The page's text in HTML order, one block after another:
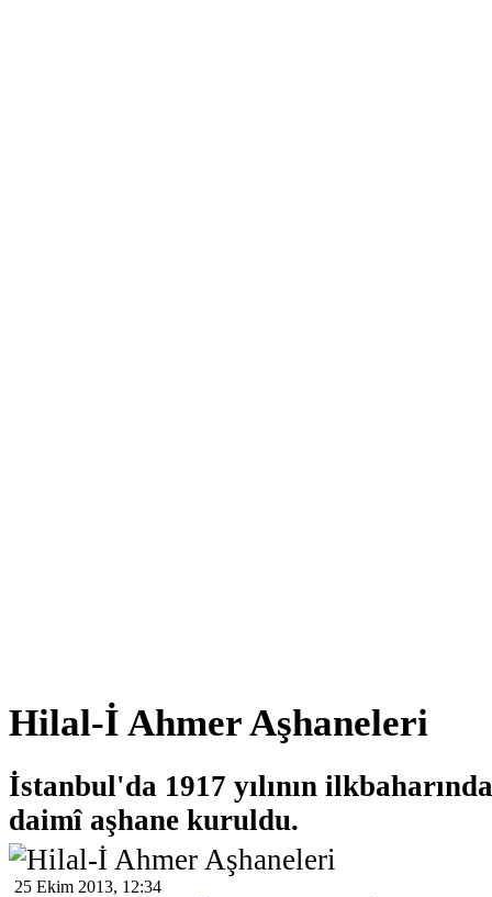
Hilal-İ Ahmer Aşhaneleri
İstanbul'da 1917 yılının
daimî aşhane kuruldu.
25 Ekim 2013, 12:34